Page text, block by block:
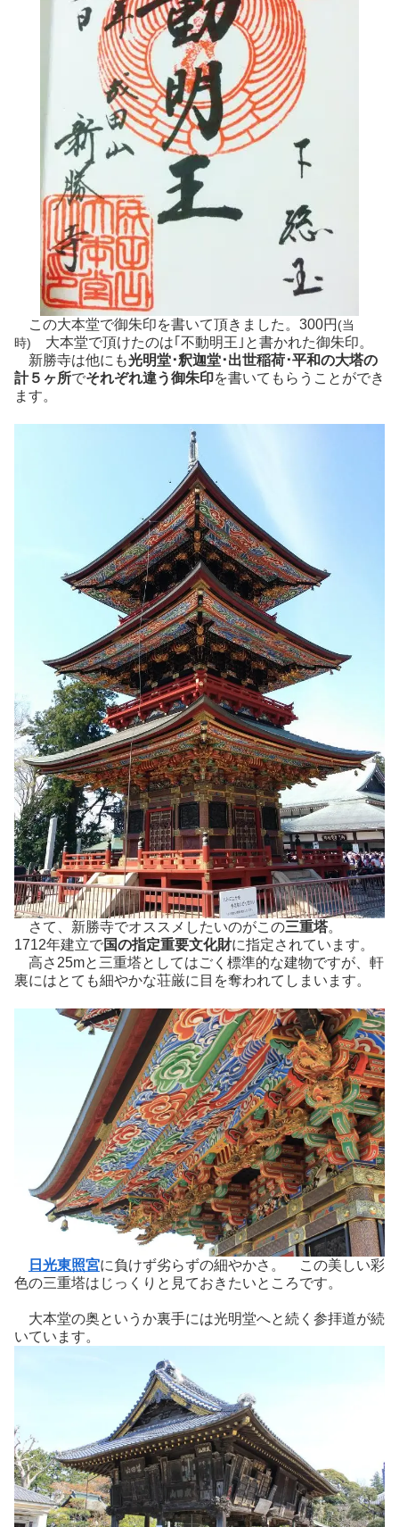
この大本堂で御朱印を書いて頂きました。300円 (当
時) 大本堂で頂けたのは｢不動明王｣と書かれた御朱印。
新勝寺は他にも光明堂･釈迦堂･出世稲荷･平和の大塔の
計５ヶ所でそれぞれ違う御朱印を書いてもらうことができ
ます。
さて、新勝寺でオススメしたいのがこの三重塔。
1712年建立で国の指定重要文化財に指定されています。
高さ25mと三重塔としてはごく標準的な建物ですが、軒
裏にはとても細やかな荘厳に目を奪われてしまいます。
日光東照宮に負けず劣らずの細やかさ。 この美しい彩
色の三重塔はじっくりと見ておきたいところです。
大本堂の奥というか裏手には光明堂へと続く参拝道が続
いています。